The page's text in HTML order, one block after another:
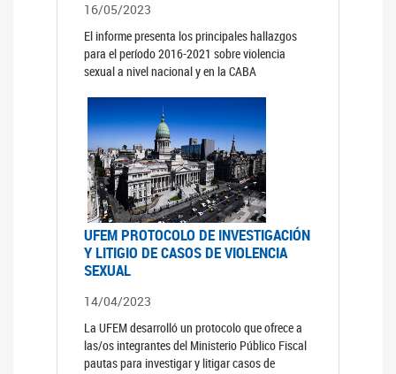
16/05/2023
El informe presenta los principales hallazgos
para el período 2016-2021 sobre violencia
sexual a nivel nacional y en la CABA
UFEM PROTOCOLO DE INVESTIGACIÓN
Y LITIGIO DE CASOS DE VIOLENCIA
SEXUAL
14/04/2023
La UFEM desarrolló un protocolo que ofrece a
las/os integrantes del Ministerio Público Fiscal
pautas para investigar y litigar casos de